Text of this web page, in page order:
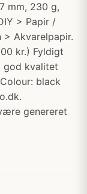
mm, 230 g,
> Papir /
> Akvarelpapir.
kr.) Fyldigt
god kvalitet
black
genereret